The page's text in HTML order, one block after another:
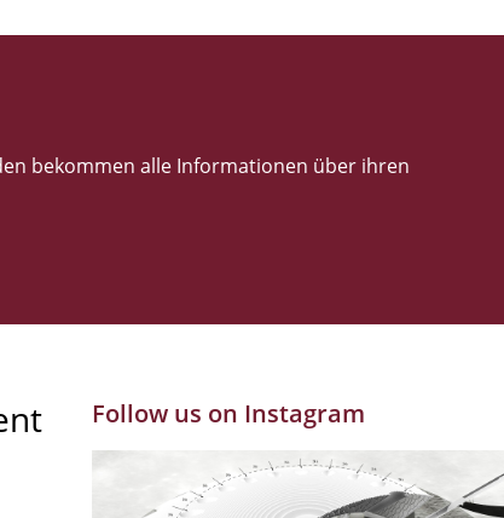
bekommen alle Informationen über ihren
Follow us on Instagram